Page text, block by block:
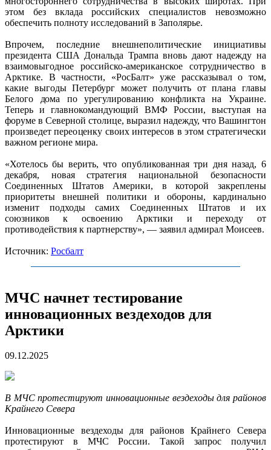
этом без вклада российских специалистов невозможно
обеспечить полноту исследований в Заполярье.
Впрочем, последние внешнеполитические инициативы
президента США Дональда Трампа вновь дают надежду на
взаимовыгодное российско-американское сотрудничество в
Арктике. В частности, «РосБалт» уже рассказывал о том,
какие выгоды Петербург может получить от плана главы
Белого дома по урегулированию конфликта на Украине.
Теперь и главнокомандующий ВМФ России, выступая на
форуме в Северной столице, выразил надежду, что Вашингтон
произведет переоценку своих интересов в этом стратегически
важном регионе мира.
«Хотелось бы верить, что опубликованная три дня назад, 6
декабря, новая стратегия национальной безопасности
Соединенных Штатов Америки, в которой закреплены
приоритеты внешней политики и обороны, кардинально
изменит подходы самих Соединенных Штатов и их
союзников к освоению Арктики и переходу от
противодействия к партнерству», — заявил адмирал Моисеев.
Источник: Росбалт
МЧС начнет тестирование
инновационных вездеходов для
Арктики
09.12.2025
В МЧС протестируют инновационные вездеходы для районов
Крайнего Севера
Инновационные вездеходы для районов Крайнего Севера
протестируют в МЧС России. Такой запрос получил